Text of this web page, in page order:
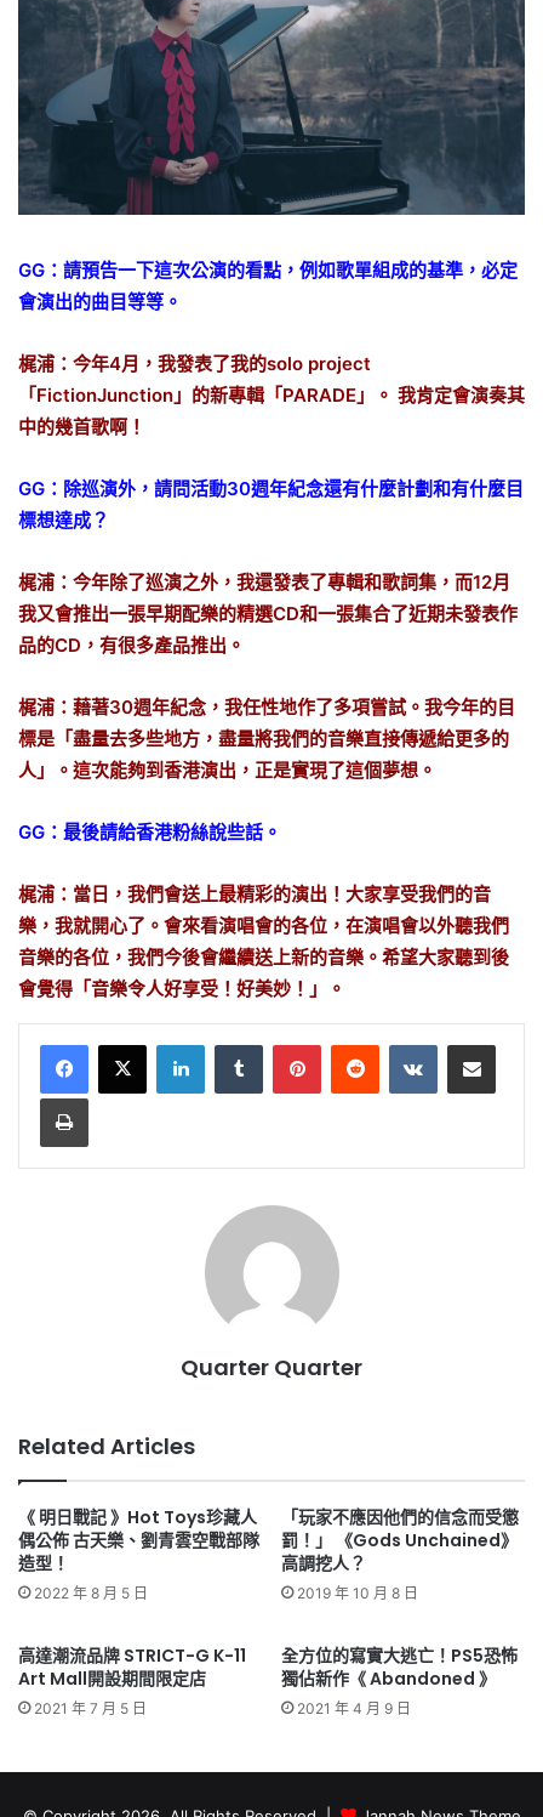
GG：請預告一下這次公演的看點，例如歌單組成的基準，必定
會演出的曲目等等。
梶浦：今年4月，我發表了我的solo project
「FictionJunction」的新專輯「PARADE」。 我肯定會演奏其
中的幾首歌啊！
GG：除巡演外，請問活動30週年紀念還有什麼計劃和有什麼目
標想達成？
梶浦：今年除了巡演之外，我還發表了專輯和歌詞集，而12月
我又會推出一張早期配樂的精選CD和一張集合了近期未發表作
品的CD，有很多產品推出。
梶浦：藉著30週年紀念，我任性地作了多項嘗試。我今年的目
標是「盡量去多些地方，盡量將我們的音樂直接傳遞給更多的
人」。這次能夠到香港演出，正是實現了這個夢想。
GG：最後請給香港粉絲說些話。
梶浦：當日，我們會送上最精彩的演出！大家享受我們的音
樂，我就開心了。會來看演唱會的各位，在演唱會以外聽我們
音樂的各位，我們今後會繼續送上新的音樂。希望大家聽到後
會覺得「音樂令人好享受！好美妙！」。
LinkedInTumblr PinterestReddit VKontakteShare via Email
Print
Quarter Quarter
Related Articles
《 明日戰記 》Hot Toys珍藏人
偶公佈 古天樂、劉青雲空戰部隊
造型！
2022 年 8 月 5 日
「玩家不應因他們的信念而受懲
罰！」 《Gods Unchained》
高調挖人？
2019 年 10 月 8 日
高達潮流品牌 STRICT-G K-11
Art Mall開設期間限定店
2021 年 7 月 5 日
全方位的寫實大逃亡！PS5恐怖
獨佔新作《 Abandoned 》
2021 年 4 月 9 日